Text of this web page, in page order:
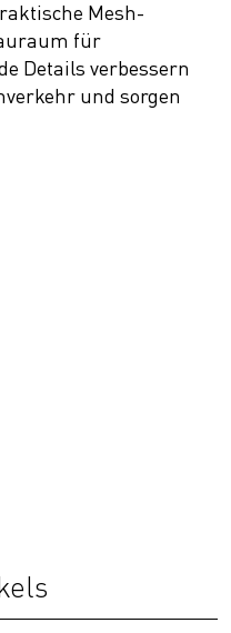
Mesh-
für
Details verbessern
und sorgen